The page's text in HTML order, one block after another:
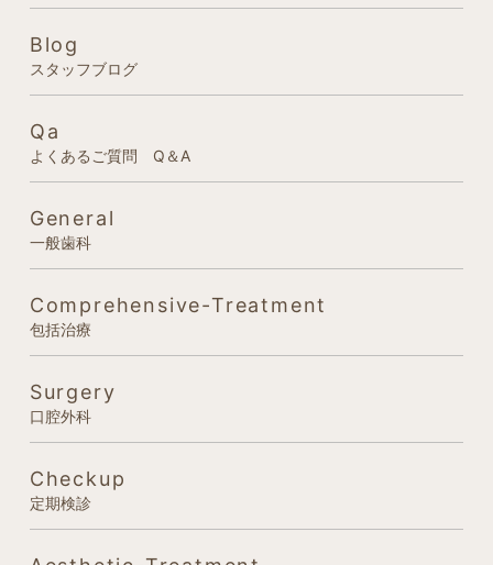
Blog
スタッフブログ
Qa
よくあるご質問 Q＆A
General
一般歯科
Comprehensive-Treatment
包括治療
Surgery
口腔外科
Checkup
定期検診